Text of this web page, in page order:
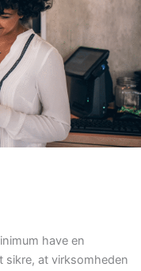
have en
at virksomheden